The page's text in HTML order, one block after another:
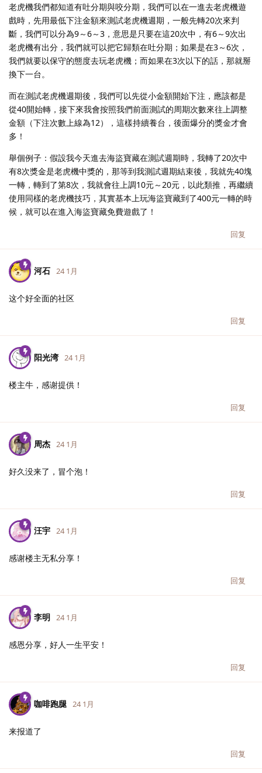
老虎機我們都知道有吐分期與咬分期，我們可以在一進去老虎機遊
戲時，先用最低下注金額來測試老虎機週期，一般先轉20次來判
斷，我們可以分為9～6～3，意思是只要在這20次中，有6～9次出
老虎機有出分，我們就可以把它歸類在吐分期；如果是在3～6次，
我們就要以保守的態度去玩老虎機；而如果在3次以下的話，那就掰
換下一台。
而在測試老虎機週期後，我們可以先從小金額開始下注，應該都是
從40開始轉，接下來我會按照我們前面測試的周期次數來往上調整
金額（下注次數上線為12），這樣持續養台，後面爆分的獎金才會
多！
舉個例子：假設我今天進去海盜寶藏在測試週期時，我轉了20次中
有8次獎金是老虎機中獎的，那等到我測試週期結束後，我就先40塊
一轉，轉到了第8次，我就會往上調10元～20元，以此類推，再繼續
使用同樣的老虎機技巧，其實基本上玩海盜寶藏到了400元一轉的時
候，就可以在進入海盜寶藏免費遊戲了！
回复
河石 24 1月
这个好全面的社区
回复
阳光湾 24 1月
楼主牛，感谢提供！
回复
周杰 24 1月
好久没来了，冒个泡！
回复
汪宇 24 1月
感谢楼主无私分享！
回复
李明 24 1月
感恩分享，好人一生平安！
回复
咖啡跑腿 24 1月
来报道了
回复